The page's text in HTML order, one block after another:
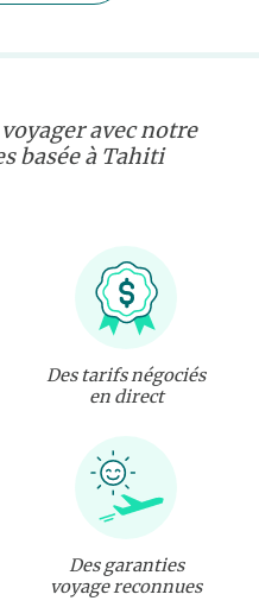
avec notre
basée à Tahiti
Des tarifs négociés
en direct
Des garanties
voyage reconnues